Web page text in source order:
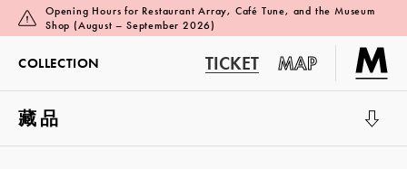
Opening Hours for Restaurant Array, Café Tune, and the Museum
Shop (August – September 2026)
COLLECTION TICKET MAP
藏品